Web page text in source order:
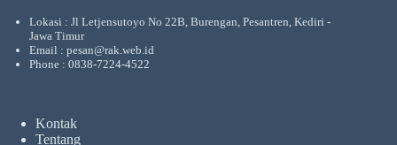
Lokasi : Jl Letjensutoyo No 22B, Burengan, Pesantren, Kediri -
Jawa Timur
Email : pesan@rak.web.id
Phone : 0838-7224-4522
Kontak
Tentang